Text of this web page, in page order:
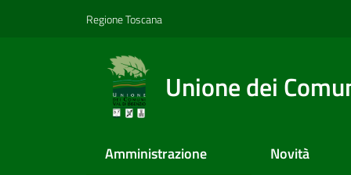
Regione Toscana
Unione dei
Amministrazione Novità